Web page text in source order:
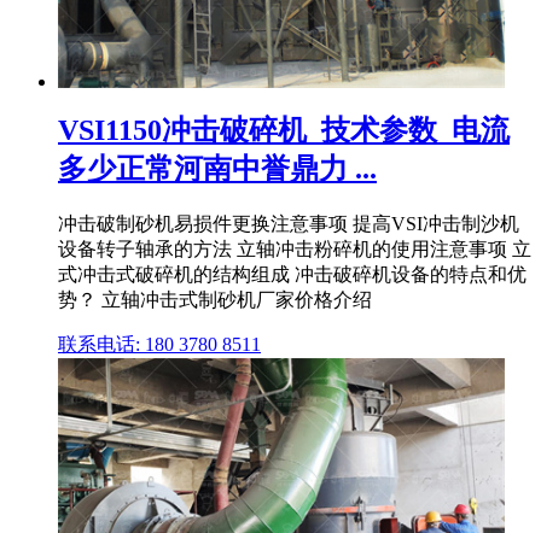
VSI1150冲击破碎机_技术参数_电流
多少正常河南中誉鼎力 ...
冲击破制砂机易损件更换注意事项 提高VSI冲击制沙机
设备转子轴承的方法 立轴冲击粉碎机的使用注意事项 立
式冲击式破碎机的结构组成 冲击破碎机设备的特点和优
势？ 立轴冲击式制砂机厂家价格介绍
联系电话: 180 3780 8511